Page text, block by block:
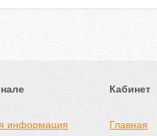
информация
Кабинет
Главная